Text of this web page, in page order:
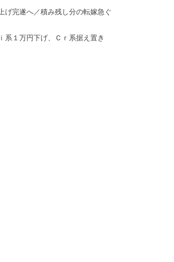
げ完遂へ／積み残し分の転嫁急ぐ
系１万円下げ、Ｃｒ系据え置き